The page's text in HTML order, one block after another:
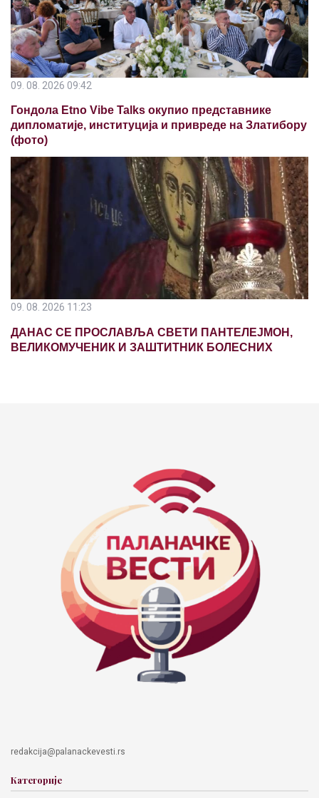
09. 08. 2026 09:42
Гондола Etno Vibe Talks окупио представнике
дипломатије, институција и привреде на Златибору
(фото)
09. 08. 2026 11:23
ДАНАС СЕ ПРОСЛАВЉА СВЕТИ ПАНТЕЛЕЈМОН,
ВЕЛИКОМУЧЕНИК И ЗАШТИТНИК БОЛЕСНИХ
redakcija@palanackevesti.rs
Категорије